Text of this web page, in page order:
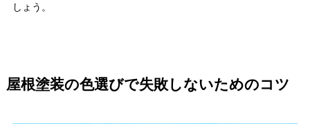
しょう。
屋根塗装の色選びで失敗しないためのコツ